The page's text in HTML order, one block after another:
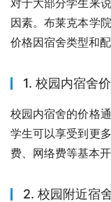
因素。布莱克本学
价格因宿舍类型和配
1. 校园内宿舍
校园内宿舍的价格
学生可以享受到更
费、网络费等基本
2. 校园附近宿